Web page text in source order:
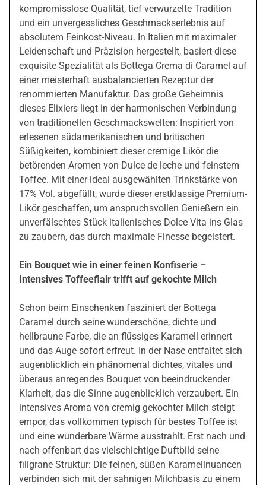
kompromisslose Qualität, tief verwurzelte Tradition
und ein unvergessliches Geschmackserlebnis auf
absolutem Feinkost-Niveau. In Italien mit maximaler
Leidenschaft und Präzision hergestellt, basiert diese
exquisite Spezialität als Bottega Crema di Caramel auf
einer meisterhaft ausbalancierten Rezeptur der
renommierten Manufaktur. Das große Geheimnis
dieses Elixiers liegt in der harmonischen Verbindung
von traditionellen Geschmackswelten: Inspiriert von
erlesenen südamerikanischen und britischen
Süßigkeiten, kombiniert dieser cremige Likör die
betörenden Aromen von Dulce de leche und feinstem
Toffee. Mit einer ideal ausgewählten Trinkstärke von
17% Vol. abgefüllt, wurde dieser erstklassige Premium-
Likör geschaffen, um anspruchsvollen Genießern ein
unverfälschtes Stück italienisches Dolce Vita ins Glas
zu zaubern, das durch maximale Finesse begeistert.
Ein Bouquet wie in einer feinen Konfiserie –
Intensives Toffeeflair trifft auf gekochte Milch
Schon beim Einschenken fasziniert der Bottega
Caramel durch seine wunderschöne, dichte und
hellbraune Farbe, die an flüssiges Karamell erinnert
und das Auge sofort erfreut. In der Nase entfaltet sich
augenblicklich ein phänomenal dichtes, vitales und
überaus anregendes Bouquet von beeindruckender
Klarheit, das die Sinne augenblicklich verzaubert. Ein
intensives Aroma von cremig gekochter Milch steigt
empor, das vollkommen typisch für bestes Toffee ist
und eine wunderbare Wärme ausstrahlt. Erst nach und
nach offenbart das vielschichtige Duftbild seine
filigrane Struktur: Die feinen, süßen Karamellnuancen
verbinden sich mit der sahnigen Milchbasis zu einem